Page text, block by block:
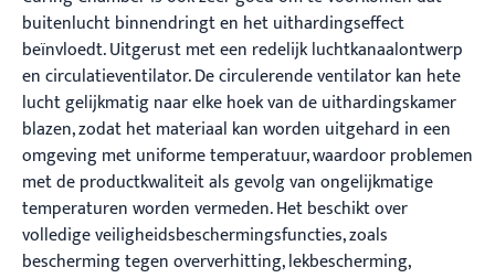
buitenlucht binnendringt en het uithardingseffect
beïnvloedt. Uitgerust met een redelijk luchtkanaalontwerp
en circulatieventilator. De circulerende ventilator kan hete
lucht gelijkmatig naar elke hoek van de uithardingskamer
blazen, zodat het materiaal kan worden uitgehard in een
omgeving met uniforme temperatuur, waardoor problemen
met de productkwaliteit als gevolg van ongelijkmatige
temperaturen worden vermeden. Het beschikt over
volledige veiligheidsbeschermingsfuncties, zoals
bescherming tegen oververhitting, lekbescherming,